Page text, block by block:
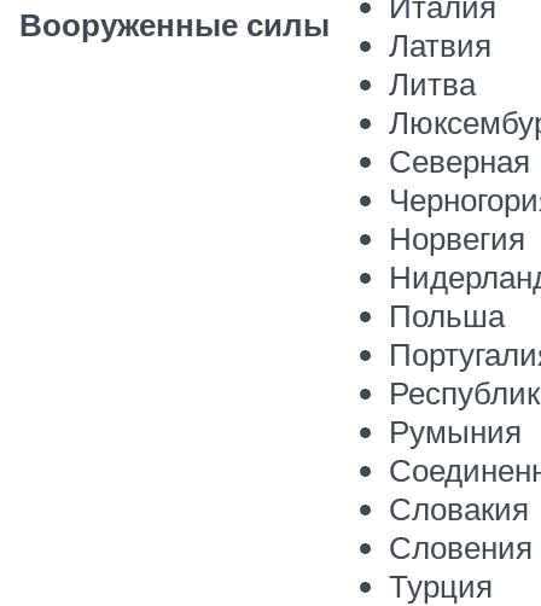
Вооруженные силы
Латвия
Литва
Северная
Норвегия
Польша
Румыния
Словакия
Словения
Турция